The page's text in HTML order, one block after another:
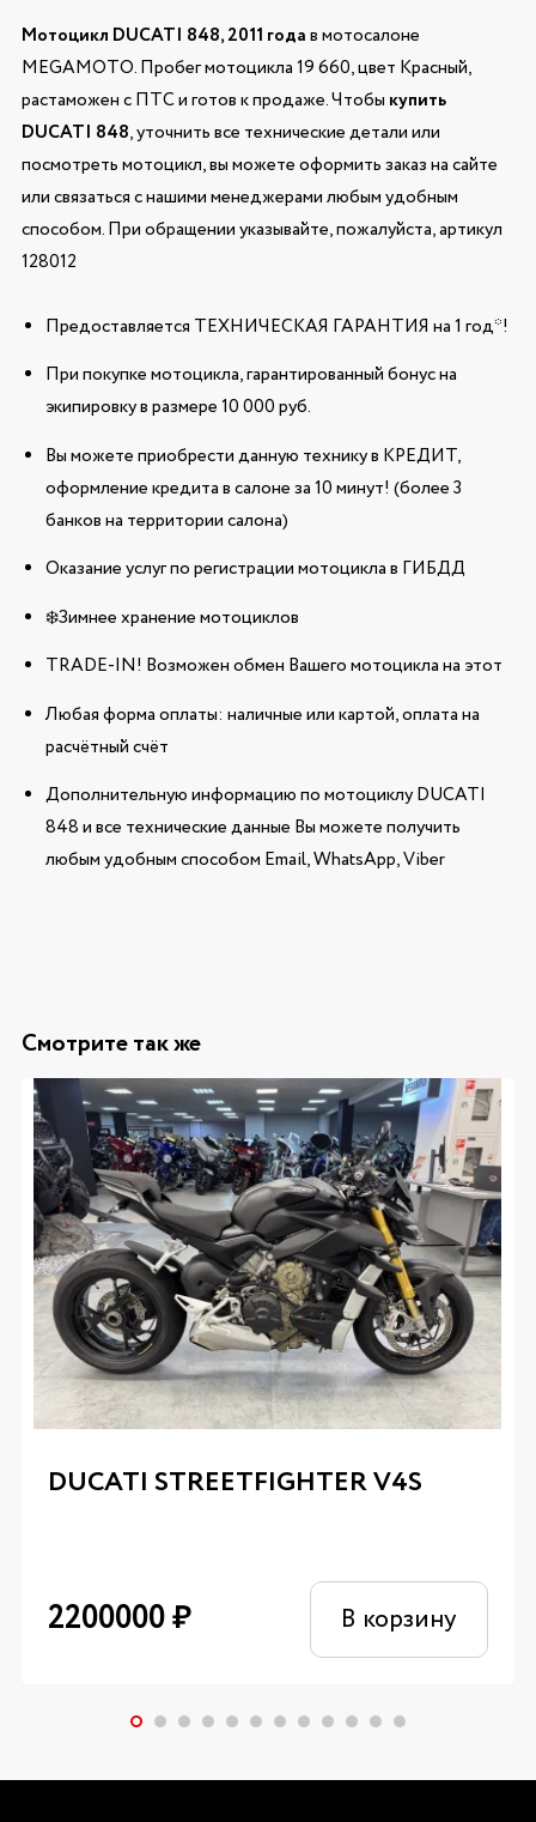
Мотоцикл DUCATI 848, 2011 годав мотосалоне
MEGAMOTO. Пробег мотоцикла 19 660, цвет Красный,
растаможен с ПТС и готов к продаже. Чтобы купить
DUCATI 848, уточнить все технические детали или
посмотреть мотоцикл, вы можете оформить заказ на сайте
или связаться с нашими менеджерами любым удобным
способом. При обращении указывайте, пожалуйста, артикул
128012
Предоставляется ТЕХНИЧЕСКАЯ ГАРАНТИЯ на 1 год*!
При покупке мотоцикла, гарантированный бонус на
экипировку в размере 10 000 руб.
Вы можете приобрести данную технику в КРЕДИТ,
оформление кредита в салоне за 10 минут! (более 3
банков на территории салона)
Оказание услуг по регистрации мотоцикла в ГИБДД
❄️Зимнее хранение мотоциклов
TRADE-IN! Возможен обмен Вашего мотоцикла на этот
Любая форма оплаты: наличные или картой, оплата на
расчётный счёт
Дополнительную информацию по мотоциклу DUCATI
848 и все технические данные Вы можете получить
любым удобным способом Email, WhatsApp, Viber
Смотрите так же
DUCATI STREETFIGHTER V4S
2200000₽ В корзину